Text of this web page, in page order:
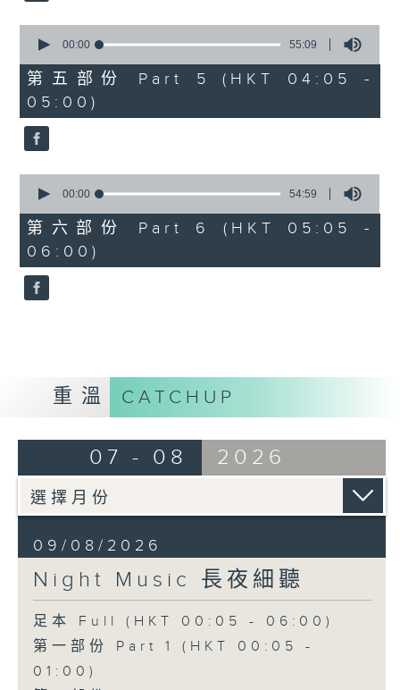
seconds
55
minutes,
9
seconds
00:00 55:09
第五部份 Part 5 (HKT 04:05 -
05:00)
seconds
54
minutes,
59
seconds
00:00 54:59
第六部份 Part 6 (HKT 05:05 -
06:00)
重溫 CATCHUP
07 - 08 2026
09/08/2026
Night Music 長夜細聽
足本 Full (HKT 00:05 - 06:00)
第一部份 Part 1 (HKT 00:05 -
01:00)